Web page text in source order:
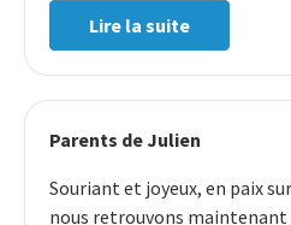
Lire la suite
Parents de Julien
Souriant et joyeux, en paix
nous retrouvons maintenant